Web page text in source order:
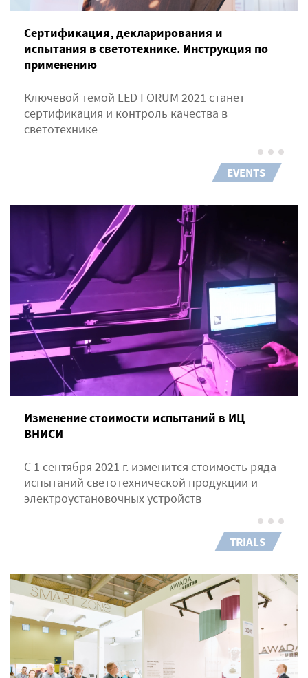
Сертификация, декларирования и
испытания в светотехнике. Инструкция по
применению
Ключевой темой LED FORUM 2021 станет
сертификация и контроль качества в
светотехнике
EVENTS
Изменение стоимости испытаний в ИЦ
ВНИСИ
С 1 сентября 2021 г. изменится стоимость ряда
испытаний светотехнической продукции и
электроустановочных устройств
TRIALS